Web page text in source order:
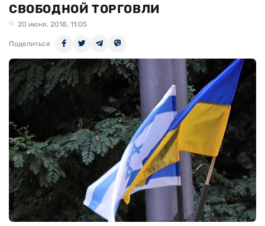
СВОБОДНОЙ ТОРГОВЛИ
20 июня, 2018, 11:05
Поделиться